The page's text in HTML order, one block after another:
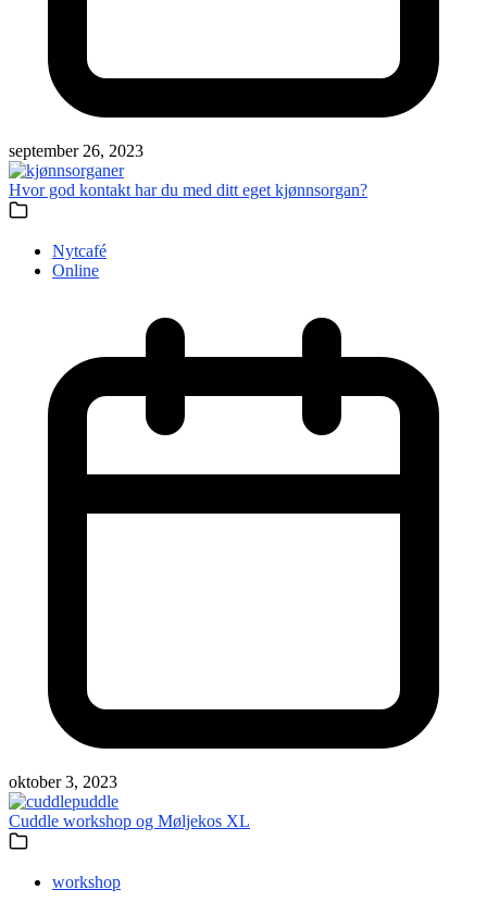
september 26, 2023
Hvor god kontakt har du med ditt eget kjønnsorgan?
Nytcafé
Online
oktober 3, 2023
Cuddle workshop og Møljekos XL
workshop